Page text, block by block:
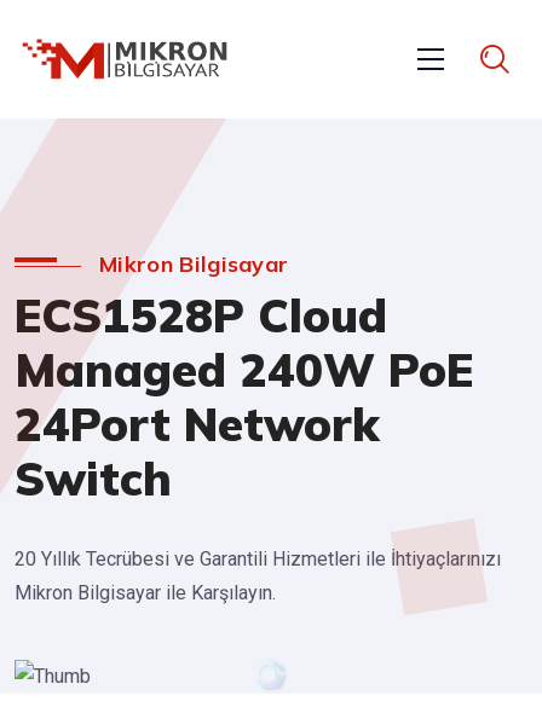
Mikron Bilgisayar
ECS1528P Cloud
Managed 240W PoE
24Port Network
Switch
20 Yıllık Tecrübesi ve Garantili Hizmetleri ile İhtiyaçlarınızı
Mikron Bilgisayar ile Karşılayın.